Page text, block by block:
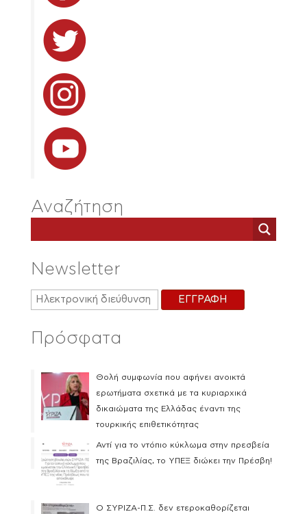
Αναζήτηση
Newsletter
Πρόσφατα
Θολή συμφωνία που αφήνει ανοικτά
ερωτήματα σχετικά με τα κυριαρχικά
δικαιώματα της Ελλάδας έναντι της
τουρκικής επιθετικότητας
Αντί για το ντόπιο κύκλωμα στην πρεσβεία
της Βραζιλίας, το ΥΠΕΞ διώκει την Πρέσβη!
Ο ΣΥΡΙΖΑ-Π.Σ. δεν ετεροκαθορίζεται